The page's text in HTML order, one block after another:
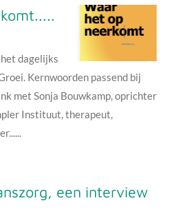
dagelijks
Kernwoorden passend bij
met Sonja Bouwkamp, oprichter
Instituut, therapeut,
een interview